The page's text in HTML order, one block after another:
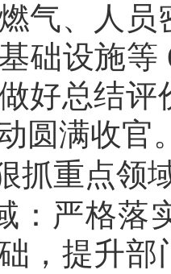
气、人
础设施等
好总结
圆满收官
抓重点领
：严格落
，提升